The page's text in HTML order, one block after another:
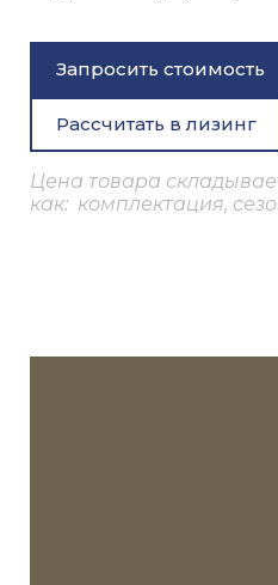
Запросить стоимость
Рассчитать в лизинг
Цена товара
как: комплектация,